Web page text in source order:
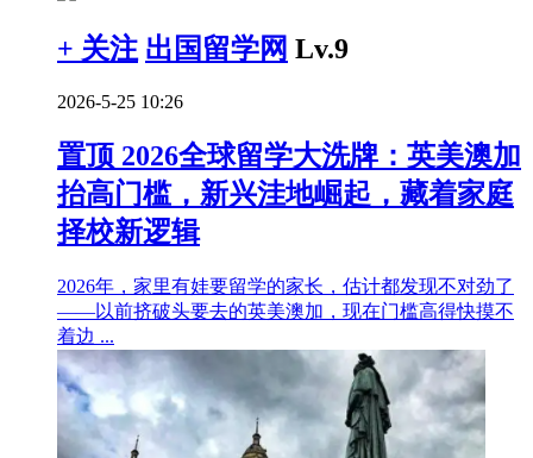
+ 关注 出国留学网 Lv.9
2026-5-25 10:26
置顶 2026全球留学大洗牌：英美澳加
抬高门槛，新兴洼地崛起，藏着家庭
择校新逻辑
2026年，家里有娃要留学的家长，估计都发现不对劲了
——以前挤破头要去的英美澳加，现在门槛高得快摸不
着边 ...